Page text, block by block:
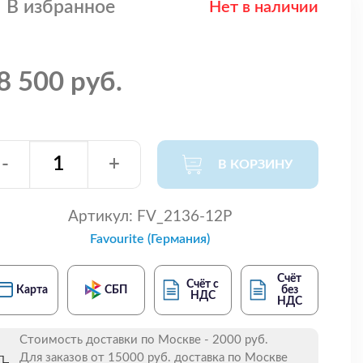
В избранное Нет в наличии
500 руб.
- + В КОРЗИНУ
Артикул: FV_2136-12P
Favourite (Германия)
Карта СБП
Счёт с
НДС
Счёт
без
НДС
Стоимость доставки по Москве - 2000 руб.
Для заказов от 15000 руб. доставка по Москве